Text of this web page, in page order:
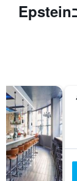
מקומות לינה ואירוח נוספים בEpstein